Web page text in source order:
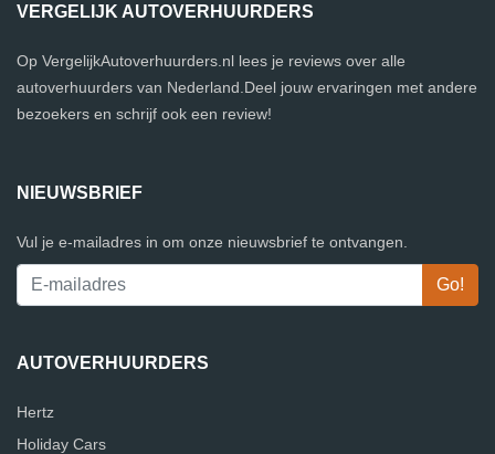
VERGELIJK AUTOVERHUURDERS
Op VergelijkAutoverhuurders.nl lees je reviews over alle
autoverhuurders van Nederland.Deel jouw ervaringen met andere
bezoekers en schrijf ook een review!
NIEUWSBRIEF
Vul je e-mailadres in om onze nieuwsbrief te ontvangen.
AUTOVERHUURDERS
Hertz
Holiday Cars